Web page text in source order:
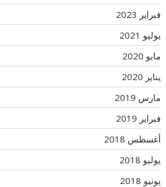
فبراير 2023
يوليو 2021
مايو 2020
يناير 2020
مارس 2019
فبراير 2019
أغسطس 2018
يوليو 2018
يونيو 2018